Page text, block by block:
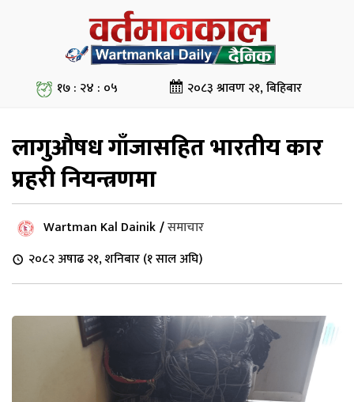
१७ : २४ : ०५ २०८३ श्रावण २१, बिहिबार
लागुऔषध गाँजासहित भारतीय कार
प्रहरी नियन्त्रणमा
Wartman Kal Dainik/समाचार
२०८२ अषाढ २१, शनिबार (१ साल अघि)